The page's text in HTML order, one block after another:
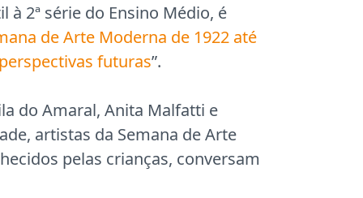
à 2ª série do Ensino Médio, é
de Arte Moderna de 1922 até
futuras”.
do Amaral, Anita Malfatti e
artistas da Semana de Arte
pelas crianças, conversam